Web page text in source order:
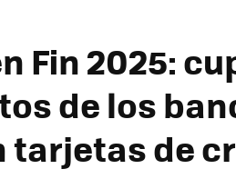
Fin 2025:
de los
tarjetas de